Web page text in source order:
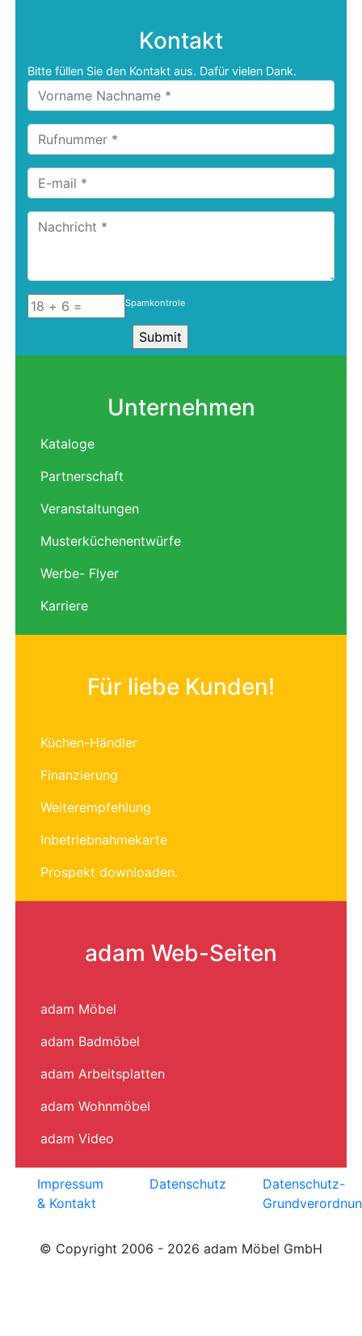
Kontakt
Bitte füllen Sie den Kontakt aus. Dafür vielen Dank.
Spamkontrole
Unternehmen
Kataloge
Partnerschaft
Veranstaltungen
Musterküchenentwürfe
Werbe- Flyer
Karriere
Für liebe Kunden!
Küchen-Händler
Finanzierung
Weiterempfehlung
Inbetriebnahmekarte
Prospekt downloaden.
adam Web-Seiten
adam Möbel
adam Badmöbel
adam Arbeitsplatten
adam Wohnmöbel
adam Video
Impressum
& Kontakt
Datenschutz
Datenschutz-
© Copyright 2006 - 2026 adam Möbel GmbH